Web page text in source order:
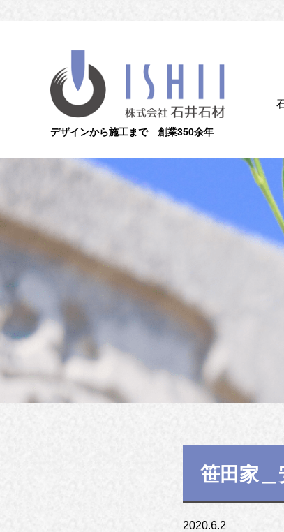
デザインから施工まで 創業350余年
笹田家
2020.6.2